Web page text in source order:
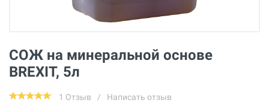
СОЖ на минеральной основе
BREXIT, 5л
1 Отзыв / Написать отзыв